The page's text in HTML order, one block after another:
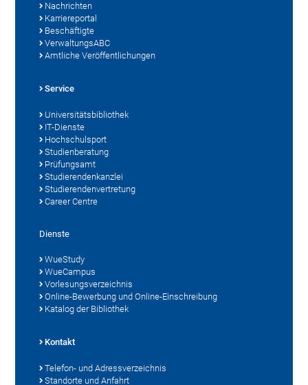
Nachrichten
Karriereportal
Beschäftigte
VerwaltungsABC
Amtliche Veröffentlichungen
Service
Universitätsbibliothek
IT-Dienste
Hochschulsport
Studienberatung
Prüfungsamt
Studierendenkanzlei
Studierendenvertretung
Career Centre
Dienste
WueStudy
WueCampus
Vorlesungsverzeichnis
Online-Bewerbung und Online-Einschreibung
Katalog der Bibliothek
Kontakt
Telefon- und Adressverzeichnis
Standorte und Anfahrt